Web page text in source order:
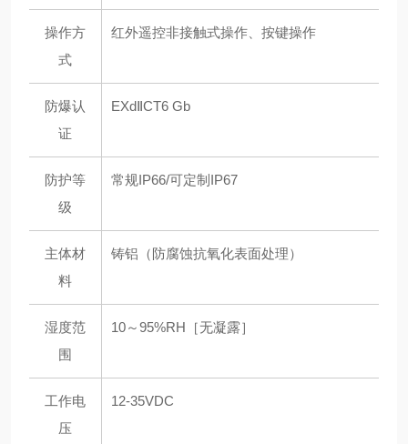
操作方
式
红外遥控非接触式操作、按键操作
防爆认
证
EXdⅡCT6 Gb
防护等
级
常规IP66/可定制IP67
主体材
料
铸铝（防腐蚀抗氧化表面处理）
湿度范
围
10～95%RH［无凝露］
工作电
压
12-35VDC